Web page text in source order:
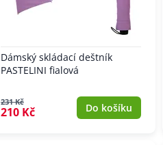
Dámský skládací deštník
PASTELINI fialová
231 Kč
210 Kč Do košíku